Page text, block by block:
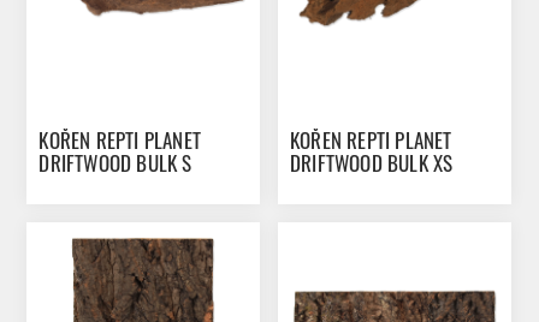
KOŘEN REPTI PLANET
DRIFTWOOD BULK S
KOŘEN REPTI PLANET
DRIFTWOOD BULK XS